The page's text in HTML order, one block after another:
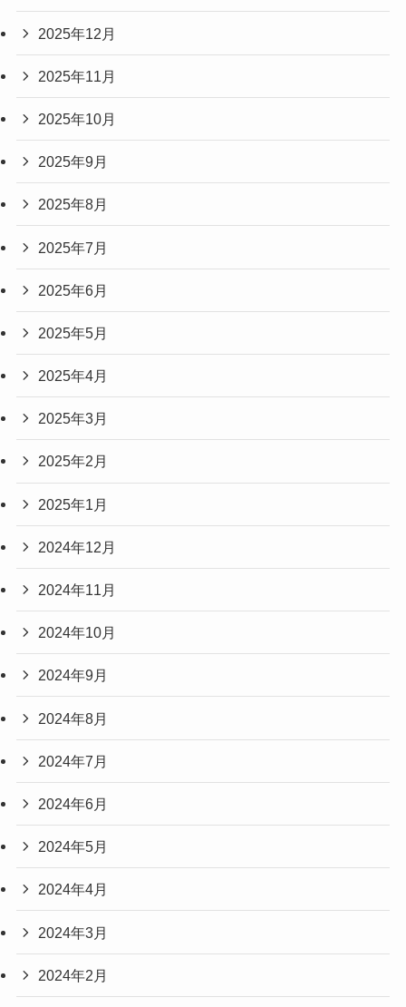
2025年12月
2025年11月
2025年10月
2025年9月
2025年8月
2025年7月
2025年6月
2025年5月
2025年4月
2025年3月
2025年2月
2025年1月
2024年12月
2024年11月
2024年10月
2024年9月
2024年8月
2024年7月
2024年6月
2024年5月
2024年4月
2024年3月
2024年2月